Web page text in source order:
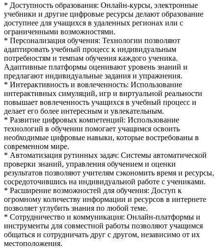
* Доступность образования: Онлайн-курсы, электронные
учебники и другие цифровые ресурсы делают образование
доступнее для учащихся в удаленных регионах или с
ограниченными возможностями.
* Персонализация обучения: Технологии позволяют
адаптировать учебный процесс к индивидуальным
потребностям и темпам обучения каждого ученика.
Адаптивные платформы оценивают уровень знаний и
предлагают индивидуальные задания и упражнения.
* Интерактивность и вовлеченность: Использование
интерактивных симуляций, игр и виртуальной реальности
повышает вовлеченность учащихся в учебный процесс и
делает его более интересным и увлекательным.
* Развитие цифровых компетенций: Использование
технологий в обучении помогает учащимся освоить
необходимые цифровые навыки, которые востребованы в
современном мире.
* Автоматизация рутинных задач: Системы автоматической
проверки знаний, управления обучением и оценки
результатов позволяют учителям сэкономить время и ресурсы,
сосредоточившись на индивидуальной работе с учениками.
* Расширение возможностей для обучения: Доступ к
огромному количеству информации и ресурсов в интернете
позволяет углубить знания по любой теме.
* Сотрудничество и коммуникация: Онлайн-платформы и
инструменты для совместной работы позволяют учащимся
общаться и сотрудничать друг с другом, независимо от их
местоположения.